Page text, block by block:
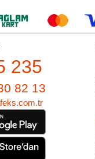
235
82 13